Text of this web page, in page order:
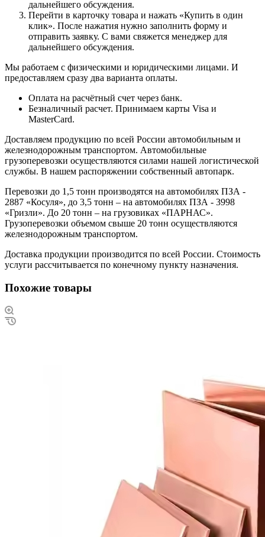
дальнейшего обсуждения.
Перейти в карточку товара и нажать «Купить в один
клик». После нажатия нужно заполнить форму и
отправить заявку. С вами свяжется менеджер для
дальнейшего обсуждения.
Мы работаем с физическими и юридическими лицами. И
предоставляем сразу два варианта оплаты.
Оплата на расчётный счет через банк.
Безналичный расчет. Принимаем карты Visa и
MasterCard.
Доставляем продукцию по всей России автомобильным и
железнодорожным транспортом. Автомобильные
грузоперевозки осуществляются силами нашей логистической
службы. В нашем распоряжении собственный автопарк.
Перевозки до 1,5 тонн производятся на автомобилях ПЗА -
2887 «Косуля», до 3,5 тонн – на автомобилях ПЗА - 3998
«Гризли». До 20 тонн – на грузовиках «ПАРНАС».
Грузоперевозки объемом свыше 20 тонн осуществляются
железнодорожным транспортом.
Доставка продукции производится по всей России. Стоимость
услуги рассчитывается по конечному пункту назначения.
Похожие товары